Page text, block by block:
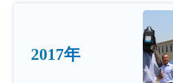
2017年